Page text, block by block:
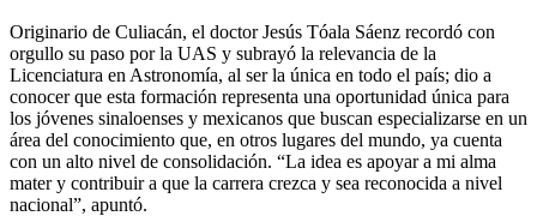
Originario de Culiacán, el doctor Jesús Tóala Sáenz recordó con
orgullo su paso por la UAS y subrayó la relevancia de la
Licenciatura en Astronomía, al ser la única en todo el país; dio a
conocer que esta formación representa una oportunidad única para
los jóvenes sinaloenses y mexicanos que buscan especializarse en un
área del conocimiento que, en otros lugares del mundo, ya cuenta
con un alto nivel de consolidación. “La idea es apoyar a mi alma
mater y contribuir a que la carrera crezca y sea reconocida a nivel
nacional”, apuntó.